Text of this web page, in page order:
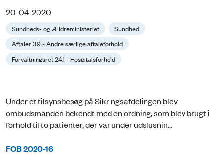
20-04-2020
Sundheds- og Ældreministeriet
Sundhed
Aftaler 3.9 - Andre særlige aftaleforhold
Forvaltningsret 24.1 - Hospitalsforhold
Under et tilsynsbesøg på Sikringsafdelingen blev
ombudsmanden bekendt med en ordning, som blev brugt i
forhold til to patienter, der var under udslusnin...
FOB 2020-16